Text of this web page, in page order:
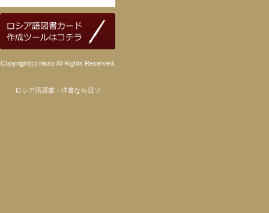
Copyright(c) nisso All Rights Reserved.
ロシア語原書・洋書なら日ソ